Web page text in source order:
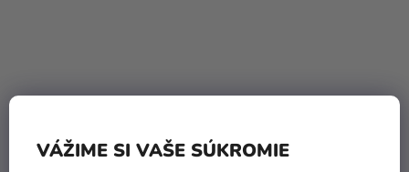
VÁŽIME SI VAŠE SÚKROMIE